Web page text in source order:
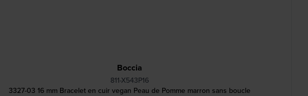
Boccia
811-X543P16
3327-03 16 mm Bracelet en cuir vegan Peau de Pomme marron sans boucle